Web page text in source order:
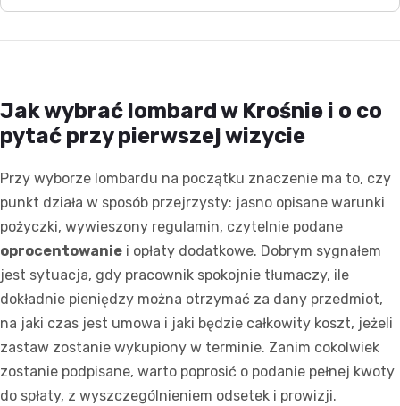
Jak wybrać lombard w Krośnie i o co
pytać przy pierwszej wizycie
Przy wyborze lombardu na początku znaczenie ma to, czy
punkt działa w sposób przejrzysty: jasno opisane warunki
pożyczki, wywieszony regulamin, czytelnie podane
oprocentowanie i opłaty dodatkowe. Dobrym sygnałem
jest sytuacja, gdy pracownik spokojnie tłumaczy, ile
dokładnie pieniędzy można otrzymać za dany przedmiot,
na jaki czas jest umowa i jaki będzie całkowity koszt, jeżeli
zastaw zostanie wykupiony w terminie. Zanim cokolwiek
zostanie podpisane, warto poprosić o podanie pełnej kwoty
do spłaty, z wyszczególnieniem odsetek i prowizji.